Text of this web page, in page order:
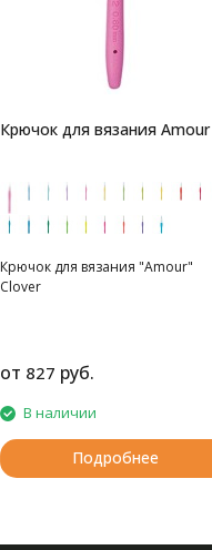
Крючок для вязания Amour
Крючок для вязания "Amour"
Clover
от 827 руб.
В наличии
Подробнее